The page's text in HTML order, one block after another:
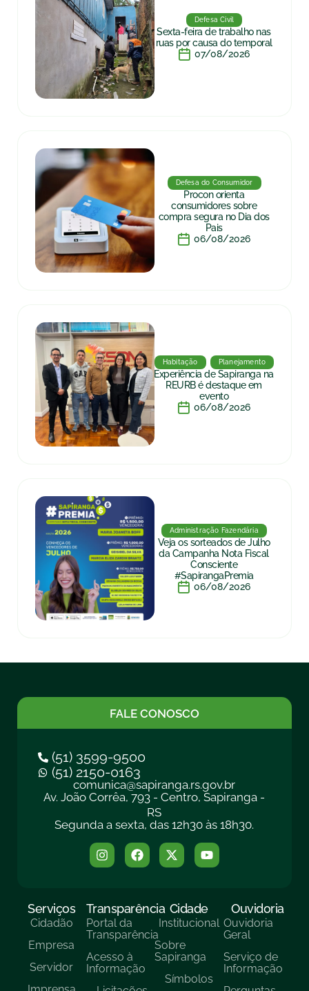
Defesa Civil
Sexta-feira de trabalho nas
ruas por causa do temporal
07/08/2026
Defesa do Consumidor
Procon orienta
consumidores sobre
compra segura no Dia dos
Pais
06/08/2026
Habitação Planejamento
Experiência de Sapiranga na
REURB é destaque em
evento
06/08/2026
Administração Fazendária
Veja os sorteados de Julho
da Campanha Nota Fiscal
Consciente
#SapirangaPremia
06/08/2026
FALE CONOSCO
(51) 3599-9500
(51) 2150-0163
comunica@sapiranga.rs.gov.br
Av. João Corrêa, 793 - Centro, Sapiranga -
RS
Segunda a sexta, das 12h30 às 18h30.
Serviços
Cidadão
Empresa
Servidor
Transparência
Portal da
Transparência
Acesso à
Informação
Cidade
Institucional
Sobre
Sapiranga
Símbolos
Ouvidoria
Ouvidoria
Geral
Serviço de
Informação